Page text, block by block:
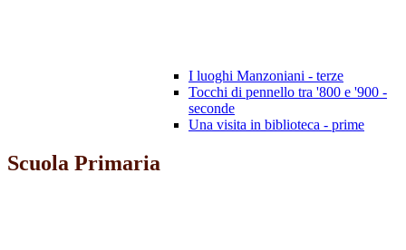
I luoghi Manzoniani - terze
Tocchi di pennello tra '800 e '900 -
seconde
Una visita in biblioteca - prime
Scuola Primaria